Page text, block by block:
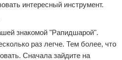
интересный инструмент.
знакомой "Рапидшарой".
раз легче. Тем более, что
Сначала зайдите на